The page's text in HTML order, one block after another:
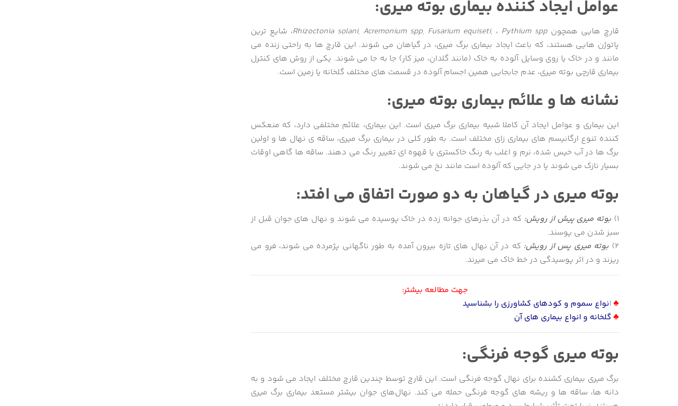
عوامل ایجاد کننده بیمارى بوته میری:
قارچ هایی همچون Rhizoctonia solani, Acremonium spp, Fusarium equiseti, ، Pythium spp
، شایع ترین
پاتوژن هایی هستند، که باعث ایجاد بیماری برگ میری، در گیاهان می شوند. این قارچ ها به راحتی زنده می
مانند و در خاک یا روی وسایل آلوده به خاک (مانند گلدان، میز کار) جا به جا می شوند. یکی از روش هاى کنترل
بیماری قارچی بوته میری، عدم جابجایی همین اجسام آلوده در قسمت های مختلف گلخانه یا زمین است.
نشانه ها و علائم بیمارى بوته میری:
این بیماری و عوامل ایجاد آن کاملا شبیه بیماری برگ میری است. این بیماری، علائم مختلفی دارد، که منعکس
کننده تنوع ارگانیسم های بیماری زای مختلف است. به طور کلی در بیماری برگ میری، ساقه ی نهال ها و اولین
برگ ها در آب خیس شده، نرم و اغلب به رنگ خاکستری یا قهوه ای تغییر رنگ می دهند. ساقه ها گاهی اوقات
بسیار نازک می شوند یا در جایی که آلوده است مانند نخ می شوند.
بوته میری در گیاهان به دو صورت اتفاق می افتد:
1) بوته میری پیش از رویش: که در آن بذرهای جوانه زده در خاک پوسیده می شوند و نهال های جوان قبل از
سبز شدن می پوسند.
2) بوته میری پس از رویش: که در آن نهال های تازه بیرون آمده به طور ناگهانی پژمرده می شوند، فرو می
ریزند و در اثر پوسیدگی در خط خاک می میرند.
جهت مطالعه بیشتر:
♣ انواع سموم و کودهای کشاورزی را بشناسید
♣ گلخانه و انواع بیماری های آن
بوته میری گوجه فرنگی:
برگ میری بیماری کشنده برای نهال گوجه فرنگی است. این قارچ توسط چندین قارچ مختلف ایجاد می شود و به
دانه ها، ساقه ها و ریشه های گوجه فرنگی حمله می کند. نهال‌های جوان بیشتر مستعد بیماری برگ میری